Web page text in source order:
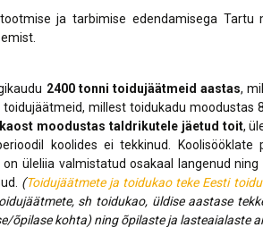
uuringud
Lõuna-Eesti
Tartu maakonna tervise
ja heaoluprofiil 2021
Kultuuriasutused
Raamatukogud
Partnerid
Tartumaa
Toimunud
Arengusuunad
ja tarbimise edendamisega Tartu
2400 tonni toidujäätmeid aastas,
toidujäätmeid, millest toidukadu moodustas
moodustas taldrikutele jäetud toit,
koolides ei tekkinud. Koolisööklate
üleliia valmistatud osakaal langenud
(Toidujäätmete ja toidukao teke Eesti
sh toidukao, üldise aastase
õpilase kohta) ning õpilaste ja lasteaialaste